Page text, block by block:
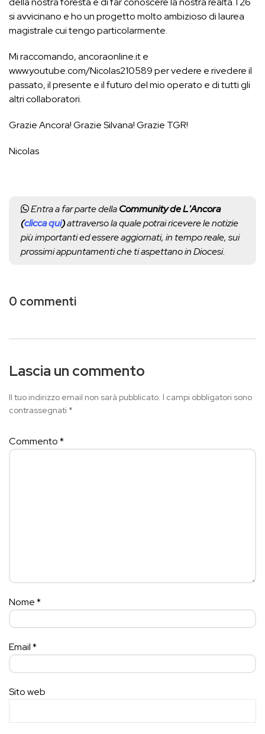
si avvicinano e ho un progetto molto ambizioso di laurea
magistrale cui tengo particolarmente.
Mi raccomando, ancoraonline.it e
www.youtube.com/Nicolas210589 per vedere e rivedere il
passato, il presente e il futuro del mio operato e di tutti gli
altri collaboratori.
Grazie Ancora! Grazie Silvana! Grazie TGR!
Nicolas
Entra a far parte dellaCommunity de L'Ancora
(clicca qui)attraverso la quale potrai ricevere le notizie
più importanti ed essere aggiornati, in tempo reale, sui
prossimi appuntamenti che ti aspettano in Diocesi.
0 commenti
Lascia un commento
Il tuo indirizzo email non sarà pubblicato. I campi obbligatori sono
contrassegnati *
Commento*
Nome*
Email*
Sito web